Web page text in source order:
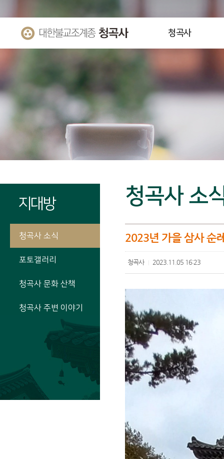
청곡사
지대방
청곡사 소식
포토갤러리
청곡사 문화 산책
청곡사 주변 이야기
청곡사 소
2023년 가을 삼사 순
청곡사 2023.11.05 16:23